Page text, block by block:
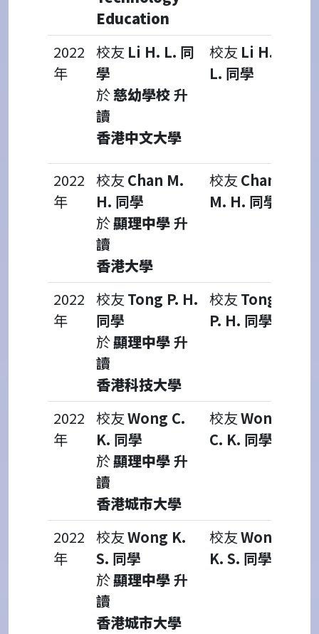
Education
2022
年
校友 Li H. L. 同
學
於慈幼學校升
讀
香港中文大學
校友 Li H.
L. 同學
2022
年
校友 Chan M.
H. 同學
於顯理中學升
讀
香港大學
校友 Chan
M. H. 同學
2022
年
校友 Tong P. H.
同學
於顯理中學升
讀
香港科技大學
校友 Tong
P. H. 同學
2022
年
校友Wong C.
K. 同學
於顯理中學升
讀
香港城市大學
校友Wong
C. K. 同學
2022
年
校友Wong K.
S. 同學
於顯理中學升
讀
香港城市大學
校友Wong
K. S. 同學